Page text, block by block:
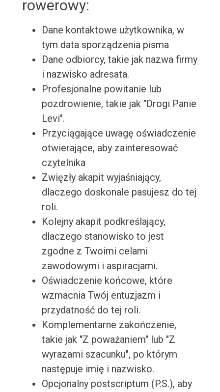
rowerowy:
Dane kontaktowe użytkownika, w
tym data sporządzenia pisma
Dane odbiorcy, takie jak nazwa firmy
i nazwisko adresata.
Profesjonalne powitanie lub
pozdrowienie, takie jak "Drogi Panie
Levi".
Przyciągające uwagę oświadczenie
otwierające, aby zainteresować
czytelnika
Zwięzły akapit wyjaśniający,
dlaczego doskonale pasujesz do tej
roli.
Kolejny akapit podkreślający,
dlaczego stanowisko to jest
zgodne z Twoimi celami
zawodowymi i aspiracjami.
Oświadczenie końcowe, które
wzmacnia Twój entuzjazm i
przydatność do tej roli.
Komplementarne zakończenie,
takie jak "Z poważaniem" lub "Z
wyrazami szacunku", po którym
następuje imię i nazwisko.
Opcjonalny postscriptum (P.S.), aby